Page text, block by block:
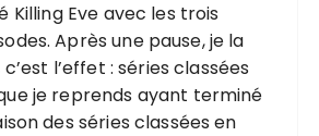
Killing Eve avec les trois
Après une pause, je la
l’effet : séries classées
je reprends ayant terminé
des séries classées en